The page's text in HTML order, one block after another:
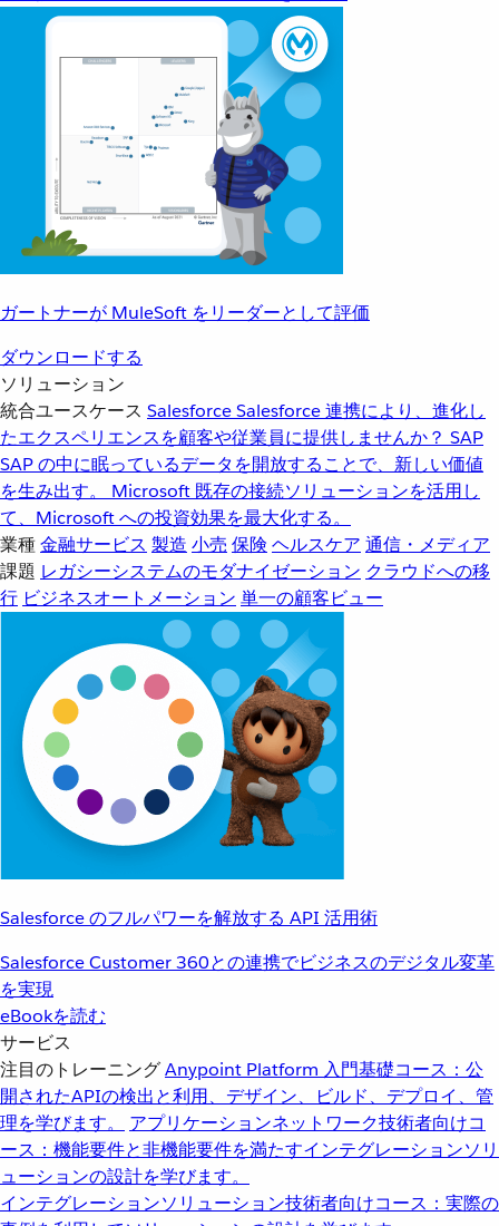
ガートナーが MuleSoft をリーダーとして評価
ダウンロードする
ソリューション
統合ユースケース SalesforceSalesforce 連携により、進化し
たエクスペリエンスを顧客や従業員に提供しませんか？ SAP
SAP の中に眠っているデータを開放することで、新しい価値
を生み出す。
Microsoft 既存の接続ソリューションを活用し
て、Microsoft への投資効果を最大化する。
業種金融サービス 製造 小売 保険 ヘルスケア 通信・メディア
課題 レガシーシステムのモダナイゼーション クラウドへの移
行 ビジネスオートメーション 単一の顧客ビュー
Salesforce のフルパワーを解放する API 活用術
Salesforce Customer 360との連携でビジネスのデジタル変革
を実現
eBookを読む
サービス
注目のトレーニングAnypoint Platform 入門基礎コース：公
開されたAPIの検出と利用、デザイン、ビルド、デプロイ、管
理を学びます。
アプリケーションネットワーク技術者向けコ
ース：機能要件と非機能要件を満たすインテグレーションソリ
ューションの設計を学びます。
インテグレーションソリューション技術者向けコース：実際の